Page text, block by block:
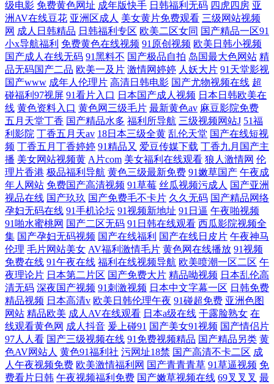
级电影 免费黄色网址 成年版快手 日韩福利无码 四虎四房 亚
洲AV在线豆花 亚洲区成人 美女黄片免费观看 三级网站视频
网 成人日韩精品 日韩福利专区 欧美二区女同 国产精品一区91
小x导航福利 免费黄色在线视频 91原创视频 欧美日韩小视频
国产成人在线无码 91黑料不 国产极品自拍 岛国最大色网站 精
品无码国产二品 欧美一及片 激情网婷婷 人妖大片 91天堂影视
国产www 成年人伦理片 高清日韩电影 国产尤物视频在线 超
碰福利97视屏 91看片入口 日本国产成人视频 日本日韩欧美在
线 黄色资料入口 黄色网三级毛片 最新黄色av 麻豆影院免费
五月天堂丁香 国产精品水多 福利所导航 三级视频网站J 51福
利影院 丁香五月天av 18日本三级全黄 乱伦天堂 国产在线短视
频 丁香五月丁香婷婷 91精品又 爱豆传媒下载 丁香九月国产主
播 美女网站视频黄 A片com 美女福利在线观看 狼人激情网 伦
理片香港 极品福利导航 黄色三级最新免费 91嫩草国产 午夜成
年人网站 免费国产高清视频 91草莓 丝瓜视频污成人 国产亚洲
视品在线 国产玖玖 国产免费毛不卡片 久久无码 国产精品网络
孕妇无码在线 91手机论坛 91视频新地址 91日逼 午夜啪视频
91啪水蜜桃网 国产二区无码 91日韩在线观看 西瓜影院视频全
集 国产孕妇无码视频 国产在线福利 国产在线日皮片 午夜神马
伦理 毛片网站美女 AV福利激情毛片 黄色网在线播放 91视频
免费在线 91午夜在线 福利在线视频导航 欧美喷潮一区二区 午
夜理论片 日本第二片区 国产免费大片 精品呦视频 日本乱伦高
清无码 深夜国产视频 91刺激视频 日本中文字幕一区 日韩免费
精品视频 日本高清v 欧美日韩伦理午夜 91碰超免费 亚洲色图
网站 精品欧美 成人AV在线观看 日本a级在线 干露脸熟女 在
线观看黄色网 成人抖音 爰上碰91 国产美女91视频 国产情侣片
97人人看 国产三级视频在线 91免费视频精品 国产精品另类 黄
色AV网站人 黄色91福利社 污网址18禁 国产高清不卡二区 成
人午夜视频免费 欧美激情福利网 国产青青青草 91草逼视频 免
费看片日韩 午夜视频福利免费 国产嫩草视频在线 69叉叉叉 最